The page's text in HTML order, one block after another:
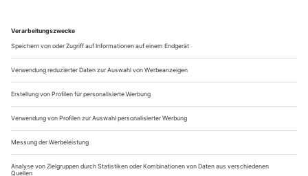
in Kraft.
Aus steuerlichen Gründen abweichende Preise für Käufe
außerhalb Deutschlands (Endpreis vor Auslösen der Bestellung
ersichtlich)
9,99 €